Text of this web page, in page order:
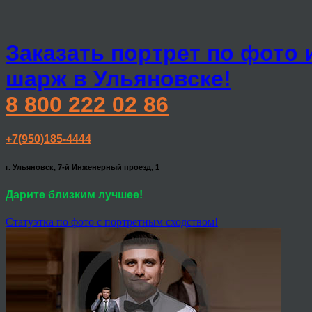
Заказать портрет по фото
шарж в Ульяновске!
8 800 222 02 86
+7(950)185-4444
г. Ульяновск, 7-й Инженерный проезд, 1
Дарите близким лучшее!
Статуэтка по фото с портретным сходством!